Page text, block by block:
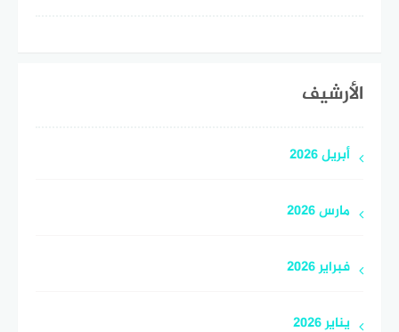
الأرشيف
أبريل 2026
مارس 2026
فبراير 2026
يناير 2026